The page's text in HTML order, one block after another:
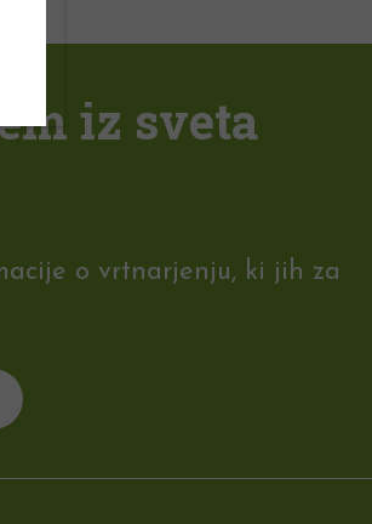
iz sveta
o vrtnarjenju, ki jih za